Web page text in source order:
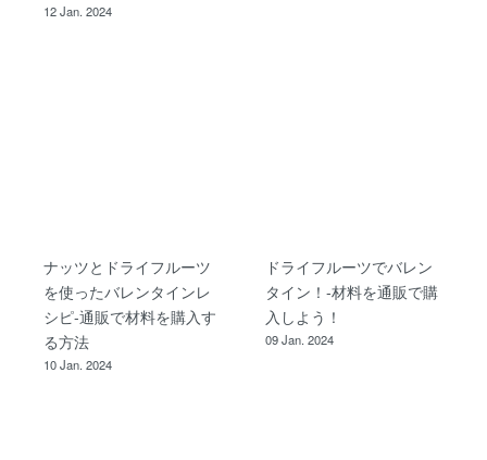
12 Jan. 2024
ナッツとドライフルーツ
を使ったバレンタインレ
シピ-通販で材料を購入す
る方法
10 Jan. 2024
ドライフルーツでバレン
タイン！-材料を通販で購
入しよう！
09 Jan. 2024